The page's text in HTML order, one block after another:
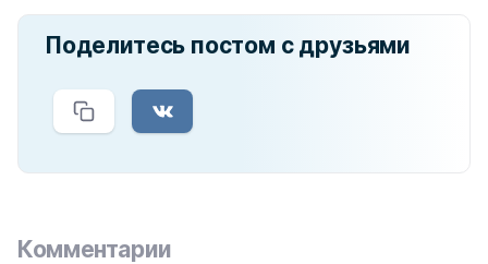
Поделитесь постом с друзьями
Комментарии